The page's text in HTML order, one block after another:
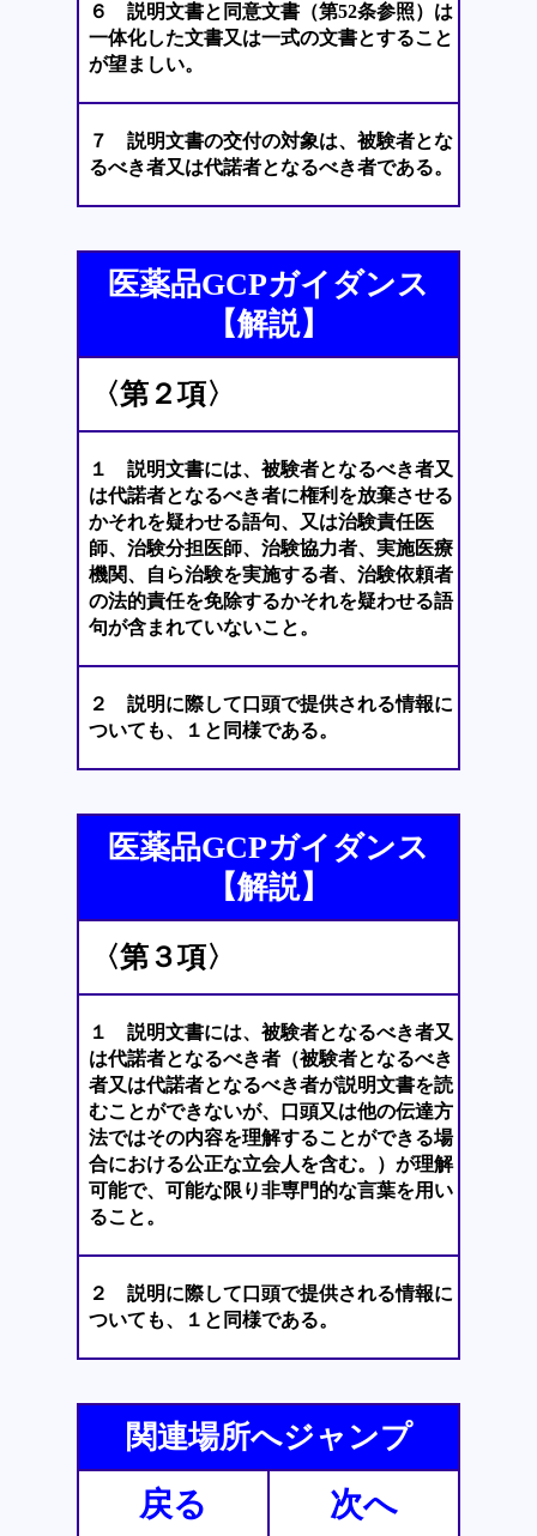
６ 説明文書と同意文書（第52条参照）は
一体化した文書又は一式の文書とすること
が望ましい。
７ 説明文書の交付の対象は、被験者とな
るべき者又は代諾者となるべき者である。
医薬品GCPガイダンス
【解説】
〈第２項〉
１ 説明文書には、被験者となるべき者又
は代諾者となるべき者に権利を放棄させる
かそれを疑わせる語句、又は治験責任医
師、治験分担医師、治験協力者、実施医療
機関、自ら治験を実施する者、治験依頼者
の法的責任を免除するかそれを疑わせる語
句が含まれていないこと。
２ 説明に際して口頭で提供される情報に
ついても、１と同様である。
医薬品GCPガイダンス
【解説】
〈第３項〉
１ 説明文書には、被験者となるべき者又
は代諾者となるべき者（被験者となるべき
者又は代諾者となるべき者が説明文書を読
むことができないが、口頭又は他の伝達方
法ではその内容を理解することができる場
合における公正な立会人を含む。）が理解
可能で、可能な限り非専門的な言葉を用い
ること。
２ 説明に際して口頭で提供される情報に
ついても、１と同様である。
関連場所へジャンプ
戻る 次へ